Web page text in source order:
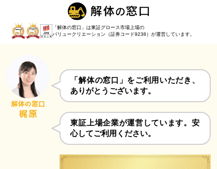
「解体の窓口」は東証グロース市場上場の
バリュークリエーション（証券コード9238）が運営しています。
「解体の窓口」をご利用いただき、
ありがとうございます。
東証上場企業が運営しています。安
心してご利用ください。